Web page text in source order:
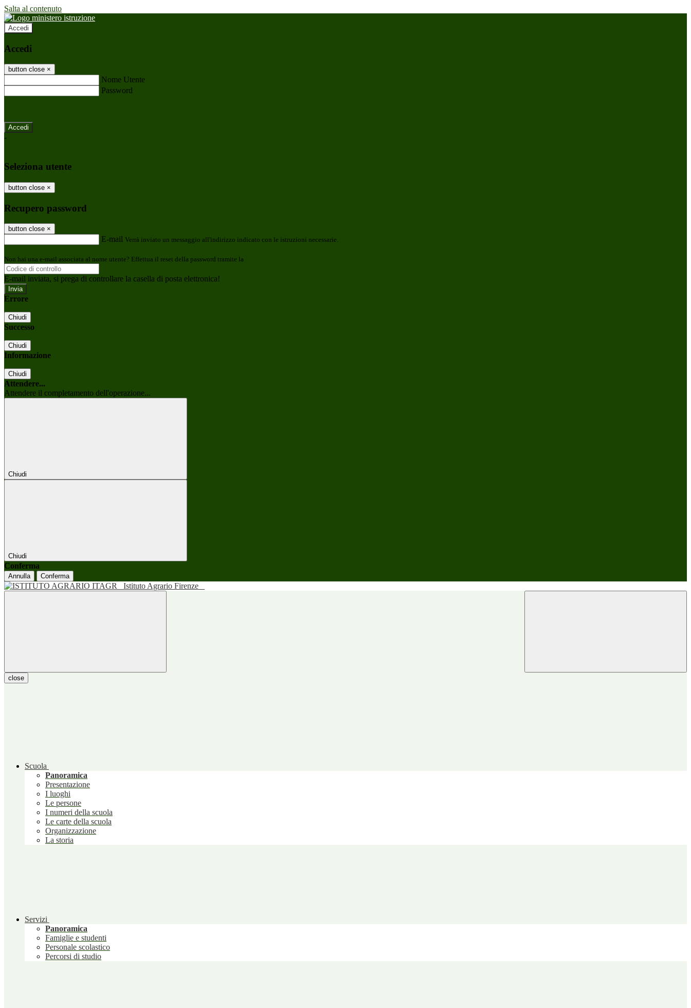
Salta al contenuto
Accedi
Accedi
button close ×
Nome Utente
Password
-
Seleziona utente
button close ×
Recupero password
button close ×
E-mail Verrà inviato un messaggio all'indirizzo indicato con le istruzioni necessarie.
Non hai una e-mail associata al nome utente? Effettua il reset della password tramite la
E-mail inviata, si prega di controllare la casella di posta elettronica!
Errore
Chiudi
Successo
Chiudi
Informazione
Chiudi
Attendere...
Attendere il completamento dell'operazione...
Chiudi
Chiudi
Conferma
Annulla Conferma
Istituto Agrario Firenze
close
Scuola
Panoramica
Presentazione
I luoghi
Le persone
I numeri della scuola
Le carte della scuola
Organizzazione
La storia
Servizi
Panoramica
Famiglie e studenti
Personale scolastico
Percorsi di studio